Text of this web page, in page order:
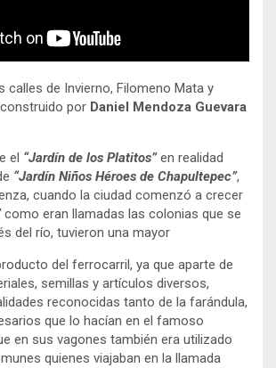
calles de Invierno, Filomeno Mata y
por Daniel Mendoza Guevara
el “Jardín de los Platitos”en realidad
“Jardín Niños Héroes de Chapultepec”,
cuando la ciudad comenzó a crecer
como eran llamadas las colonias que se
del río, tuvieron una mayor
del ferrocarril, ya que aparte de
semillas y artículos diversos,
reconocidas tanto de la farándula,
que lo hacían en el famoso
en sus vagones también era utilizado
quienes viajaban en la llamada